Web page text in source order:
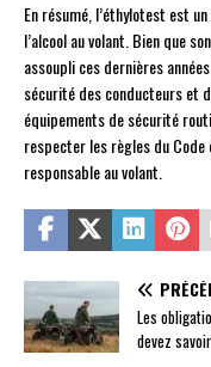
En résumé, l’éthylotest est
l’alcool au volant. Bien que
assoupli ces dernières
sécurité des conducteurs et
équipements de sécurité
respecter les règles du
responsable au volant.
Les
devez savoir